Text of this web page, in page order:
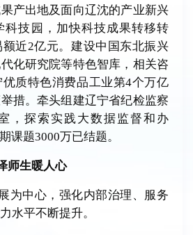
产出地及面向辽沈的产业新兴
科技园，加快科技成果转移转
近2亿元。建设中国东北振兴
化研究院等特色智库，相关咨
质特色消费品工业第4个万亿
措。牵头组建辽宁省纪检监察
，探索实践大数据监督和办
课题3000万已结题。
师生暖人心
为中心，强化内部治理、服务
水平不断提升。